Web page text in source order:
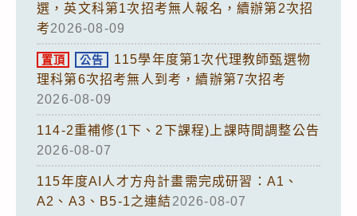
選，英文科第1次招考無人報名，續辦第2次招
考2026-08-09
置頂 公告
115學年度第1次代理教師甄選物
理科第6次招考無人到考，續辦第7次招考
2026-08-09
114-2重補修(1下、2下課程)上課時間調整公告
2026-08-07
115年度AI人才方舟計畫需完成研習：A1、
A2、A3、B5-1之連結2026-08-07